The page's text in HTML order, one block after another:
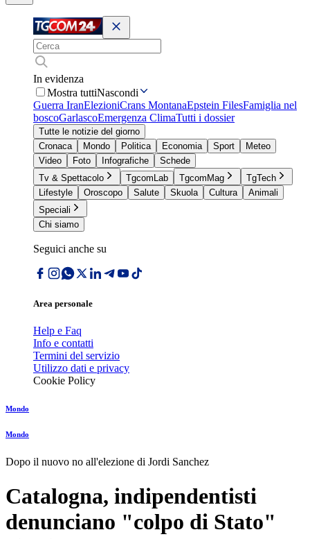
In evidenza
Mostra tuttiNascondi
Guerra IranElezioniCrans MontanaEpstein FilesFamiglia nel
boscoGarlascoEmergenza ClimaTutti i dossier
Tutte le notizie del giorno
Cronaca
Mondo Politica Economia Sport
Meteo
Video
Foto Infografiche
Schede
Tv & Spettacolo
TgcomLab TgcomMag
TgTech
Lifestyle
Oroscopo Salute Skuola Cultura
Animali
Speciali
Chi siamo
Seguici anche su
Area personale
Help e Faq
Info e contatti
Termini del servizio
Utilizzo dati e privacy
Cookie Policy
Mondo
Mondo
Dopo il nuovo no all'elezione di Jordi Sanchez
Catalogna, indipendentisti
denunciano "colpo di Stato"